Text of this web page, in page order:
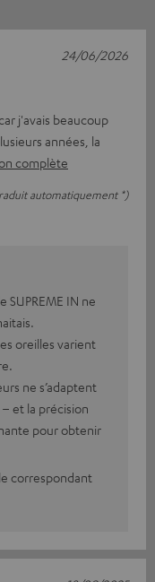
j'avais beaucoup
années, la
complète
automatiquement *)
24/06/2026
IN ne
oreilles varient
ne s’adaptent
et la précision
pour obtenir
correspondant